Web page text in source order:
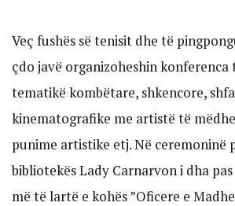
Veç fushës së tenisit dhe të
çdo javë organizoheshin konferenca
tematikë kombëtare, shkencore,
kinematografike me artistë të
punime artistike etj. Në ceremoninë
bibliotekës Lady Carnarvon i dha
më të lartë e kohës ”Oficere e